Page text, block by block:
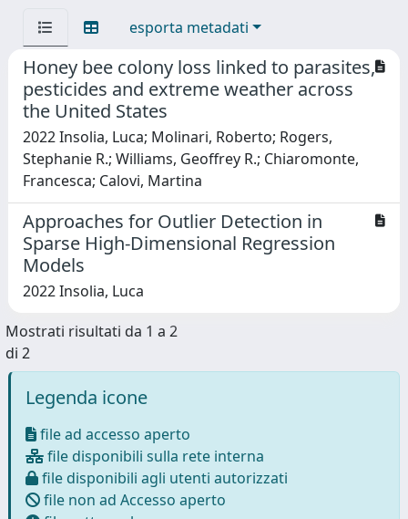
esporta metadati
Honey bee colony loss linked to parasites,
pesticides and extreme weather across
the United States
2022 Insolia, Luca; Molinari, Roberto; Rogers,
Stephanie R.; Williams, Geoffrey R.; Chiaromonte,
Francesca; Calovi, Martina
Approaches for Outlier Detection in
Sparse High-Dimensional Regression
Models
2022 Insolia, Luca
Mostrati risultati da 1 a 2
di 2
Legenda icone
file ad accesso aperto
file disponibili sulla rete interna
file disponibili agli utenti autorizzati
file non ad Accesso aperto